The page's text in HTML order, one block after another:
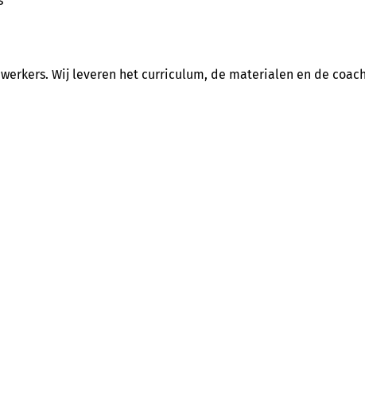
Wij leveren het curriculum, de materialen en de